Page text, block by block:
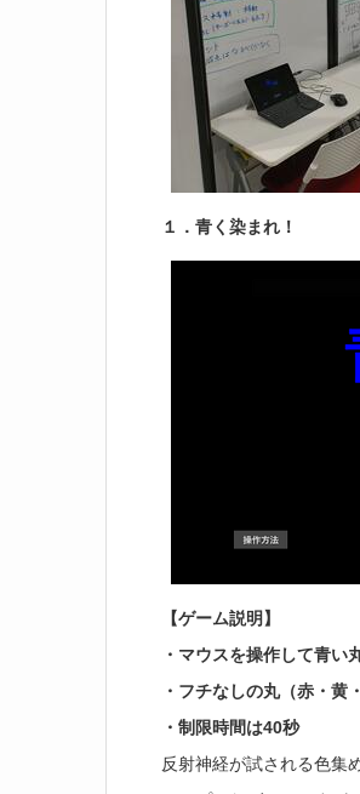
１．青く染まれ！
【ゲーム説明】
・マウスを操作して青い
・フチなしの丸（赤・黄
・制限時間は40秒
反射神経が試される色集